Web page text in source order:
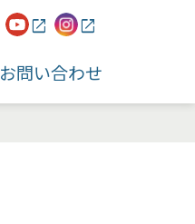
お問い合わせ